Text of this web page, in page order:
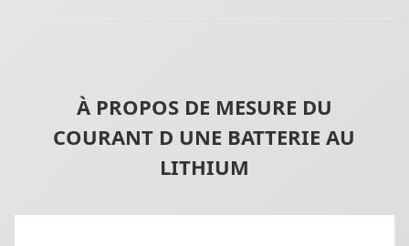
À PROPOS DE MESURE DU
COURANT D UNE BATTERIE AU
LITHIUM